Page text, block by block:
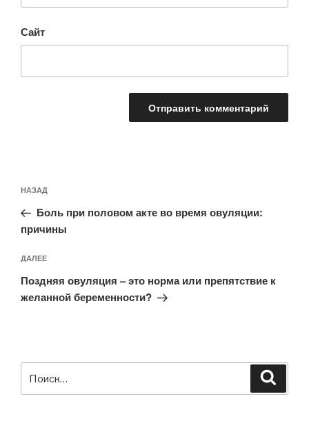
Сайт
по
записям
Предыдущая
запись:
НАЗАД
Боль при половом акте во время овуляции:
причины
Следующая
запись
ДАЛЕЕ
Поздняя овуляция – это норма или препятствие к
желанной беременности?